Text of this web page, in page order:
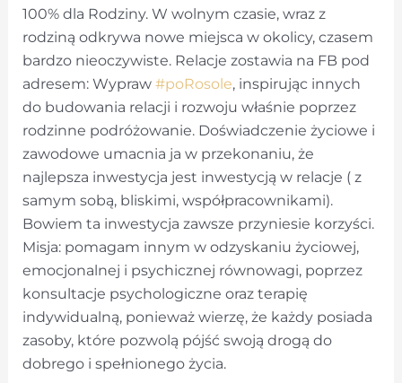
100% dla Rodziny. W wolnym czasie, wraz z
rodziną odkrywa nowe miejsca w okolicy, czasem
bardzo nieoczywiste. Relacje zostawia na FB pod
adresem: Wypraw#poRosole, inspirując innych
do budowania relacji i rozwoju właśnie poprzez
rodzinne podróżowanie. Doświadczenie życiowe i
zawodowe umacnia ja w przekonaniu, że
najlepsza inwestycja jest inwestycją w relacje ( z
samym sobą, bliskimi, współpracownikami).
Bowiem ta inwestycja zawsze przyniesie korzyści.
Misja: pomagam innym w odzyskaniu życiowej,
emocjonalnej i psychicznej równowagi, poprzez
konsultacje psychologiczne oraz terapię
indywidualną, ponieważ wierzę, że każdy posiada
zasoby, które pozwolą pójść swoją drogą do
dobrego i spełnionego życia.